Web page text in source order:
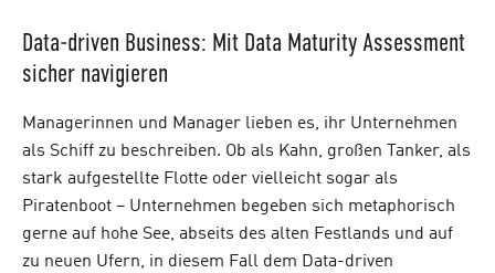
Data-driven Business: Mit Data Maturity Assessment
sicher navigieren
Managerinnen und Manager lieben es, ihr Unternehmen
als Schiff zu beschreiben. Ob als Kahn, großen Tanker, als
stark aufgestellte Flotte oder vielleicht sogar als
Piratenboot – Unternehmen begeben sich metaphorisch
gerne auf hohe See, abseits des alten Festlands und auf
zu neuen Ufern, in diesem Fall dem Data-driven